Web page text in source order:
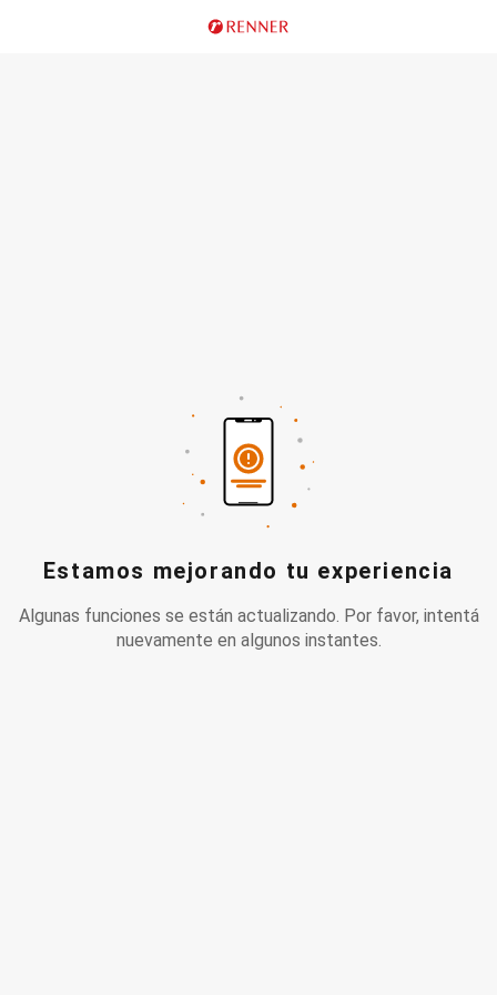
Estamos mejorando tu experiencia
Algunas funciones se están actualizando. Por favor, intentá
nuevamente en algunos instantes.